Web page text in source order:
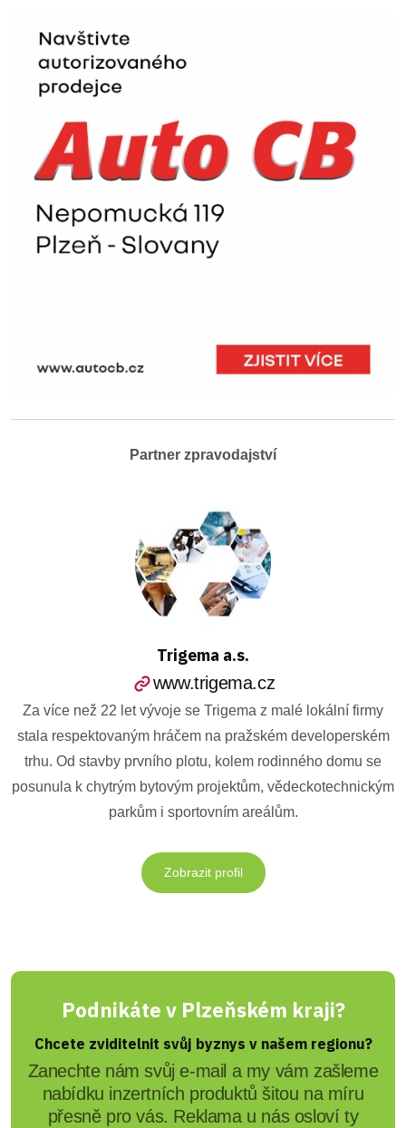
Partner zpravodajství
Trigema a.s.
www.trigema.cz
Za více než 22 let vývoje se Trigema z malé lokální firmy
stala respektovaným hráčem na pražském developerském
trhu. Od stavby prvního plotu, kolem rodinného domu se
posunula k chytrým bytovým projektům, vědeckotechnickým
parkům i sportovním areálům.
Zobrazit profil
Podnikáte v Plzeňském kraji?
Chcete zviditelnit svůj byznys v našem regionu?
Zanechte nám svůj e-mail a my vám zašleme
nabídku inzertních produktů šitou na míru
přesně pro vás. Reklama u nás osloví ty